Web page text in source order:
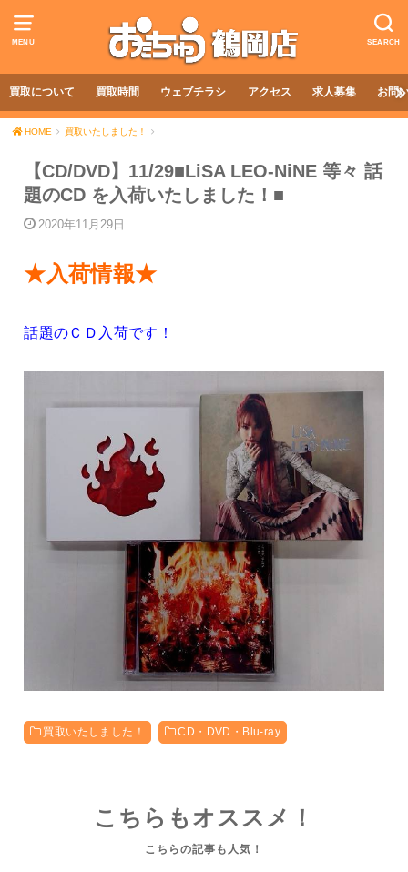
MENU SEARCH
買取について 買取時間 ウェブチラシ アクセス 求人募集 お問
HOME 買取いたしました！
【CD/DVD】11/29■LiSA LEO-NiNE 等々 話
題のCD を入荷いたしました！■
2020年11月29日
★入荷情報★
話題のＣＤ入荷です！
買取いたしました！ CD・DVD・Blu-ray
こちらもオススメ！